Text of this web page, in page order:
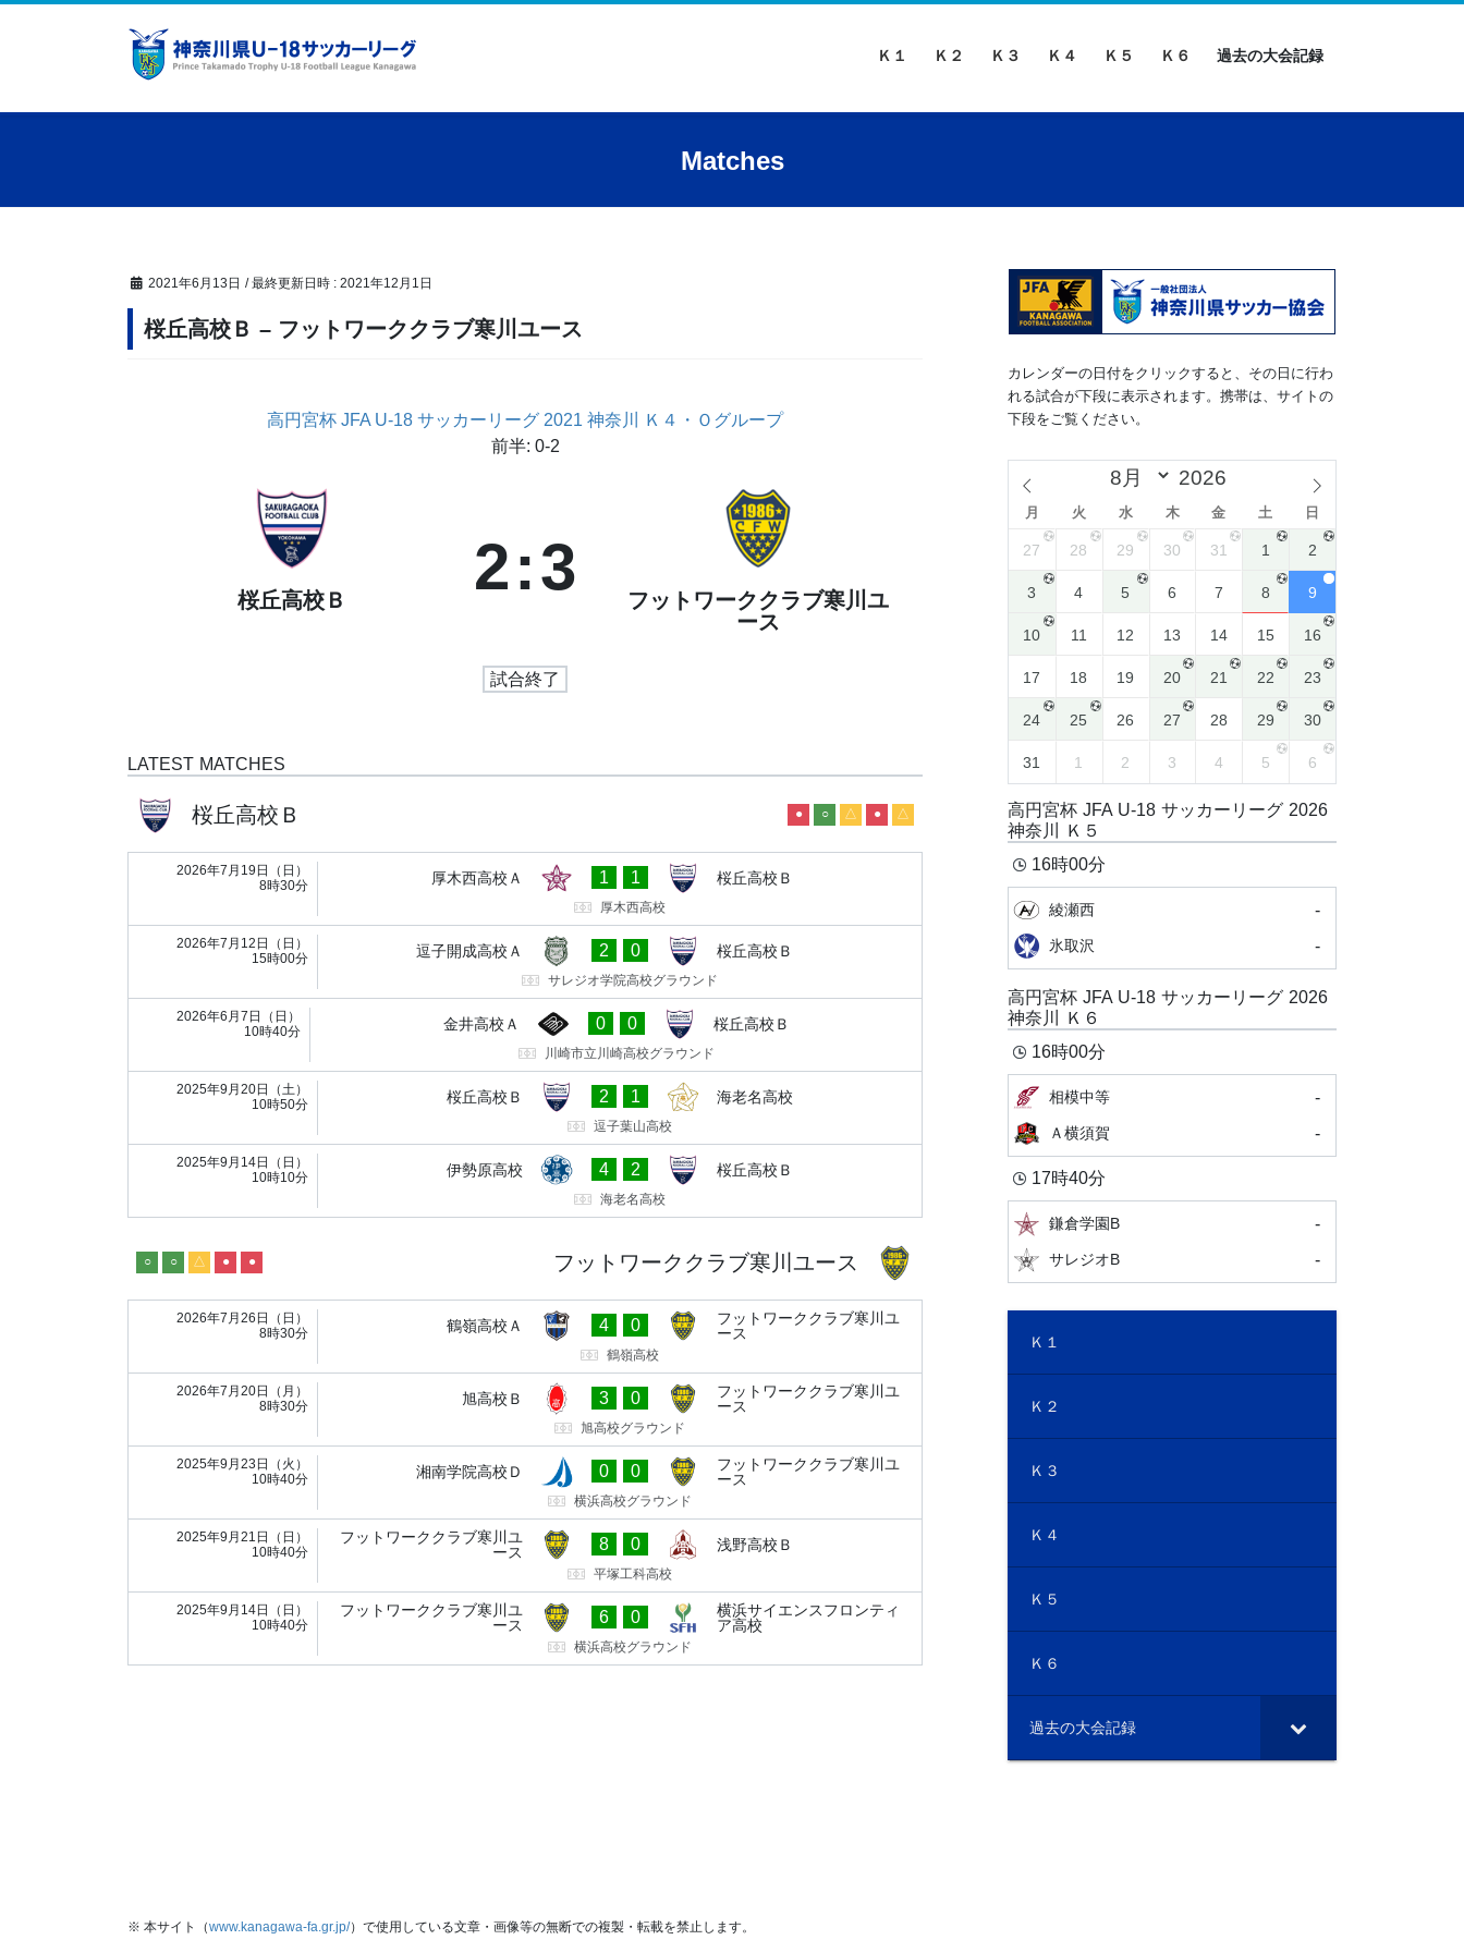
ツ
シ
Ｋ１ Ｋ２ Ｋ３ Ｋ４ Ｋ５ Ｋ６ 過去の大会記録
Matches
2021年6月13日 / 最終更新日時 : 2021年12月1日
桜丘高校Ｂ – フットワーククラブ寒川ユース
高円宮杯 JFA U-18 サッカーリーグ 2021 神奈川 Ｋ４・Ｏグループ
前半: 0-2
桜丘高校Ｂ 2:3
フットワーククラブ寒川ユ
ース
試合終了
LATEST MATCHES
桜丘高校Ｂ ● ○ △ ● △
2026年7月19日（日）
8時30分
厚木西高校Ａ 1 1 桜丘高校Ｂ
厚木西高校
2026年7月12日（日）
15時00分
逗子開成高校Ａ 2 0 桜丘高校Ｂ
サレジオ学院高校グラウンド
2026年6月7日（日）
10時40分
金井高校Ａ 0 0 桜丘高校Ｂ
川崎市立川崎高校グラウンド
2025年9月20日（土）
10時50分
桜丘高校Ｂ 2 1 海老名高校
逗子葉山高校
2025年9月14日（日）
10時10分
伊勢原高校 4 2 桜丘高校Ｂ
海老名高校
フットワーククラブ寒川ユース
○ ○ △ ● ●
2026年7月26日（日）
8時30分
鶴嶺高校Ａ 4 0
フットワーククラブ寒川ユ
ース
鶴嶺高校
2026年7月20日（月）
8時30分
旭高校Ｂ 3 0
フットワーククラブ寒川ユ
ース
旭高校グラウンド
2025年9月23日（火）
10時40分
湘南学院高校Ｄ 0 0
フットワーククラブ寒川ユ
ース
横浜高校グラウンド
2025年9月21日（日）
10時40分
フットワーククラブ寒川ユ
ース
8 0 浅野高校Ｂ
平塚工科高校
2025年9月14日（日）
10時40分
フットワーククラブ寒川ユ
ース
6 0
横浜サイエンスフロンティ
ア高校
横浜高校グラウンド
カレンダーの日付をクリックすると、その日に行わ
れる試合が下段に表示されます。携帯は、サイトの
下段をご覧ください。
月 火 水 木 金 土 日
27 28 29 30 31 1 2
3 4 5 6 7 8 9
10 11 12 13 14 15 16
17 18 19 20 21 22 23
24 25 26 27 28 29 30
31 1 2 3 4 5 6
高円宮杯 JFA U-18 サッカーリーグ 2026
神奈川 Ｋ５
16時00分
綾瀬西
氷取沢
-
-
高円宮杯 JFA U-18 サッカーリーグ 2026
神奈川 Ｋ６
16時00分
相模中等
Ａ横須賀
-
-
17時40分
鎌倉学園B
サレジオB
-
-
Ｋ１
Ｋ２
Ｋ３
Ｋ４
Ｋ５
Ｋ６
過去の大会記録
※ 本サイト（www.kanagawa-fa.gr.jp/）で使用している文章・画像等の無断での複製・転載を禁止します。